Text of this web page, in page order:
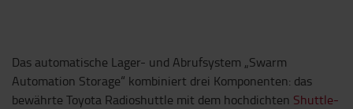
Das automatische Lager- und Abrufsystem „Swarm
Automation Storage“ kombiniert drei Komponenten: das
bewährte Toyota Radioshuttle mit dem hochdichten Shuttle-